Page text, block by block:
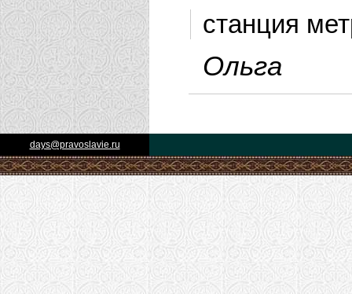
станция
Ольга
days@pravoslavie.ru